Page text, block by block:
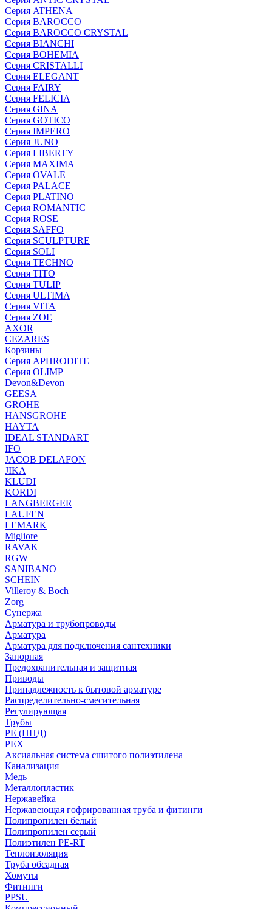
Серия ATHENA
Серия BAROCCO
Серия BAROCCO CRYSTAL
Серия BIANCHI
Серия BOHEMIA
Серия CRISTALLI
Серия ELEGANT
Серия FAIRY
Серия FELICIA
Серия GINA
Серия GOTICO
Серия IMPERO
Серия JUNO
Серия LIBERTY
Серия MAXIMA
Серия OVALE
Серия PALACE
Серия PLATINO
Серия ROMANTIC
Серия ROSE
Серия SAFFO
Серия SCULPTURE
Серия SOLI
Серия TECHNO
Серия TITO
Серия TULIP
Серия ULTIMA
Серия VITA
Серия ZOE
AXOR
CEZARES
Корзины
Серия APHRODITE
Серия OLIMP
Devon&Devon
GEESA
GROHE
HANSGROHE
HAYTA
IDEAL STANDART
IFO
JACOB DELAFON
JIKA
KLUDI
KORDI
LANGBERGER
LAUFEN
LEMARK
Migliore
RAVAK
RGW
SANIBANO
SCHEIN
Villeroy & Boch
Zorg
Сунержа
Арматура и трубопроводы
Арматура
Арматура для подключения сантехники
Запорная
Предохранительная и защитная
Приводы
Принадлежность к бытовой арматуре
Распределительно-смесительная
Регулирующая
Трубы
PE (ПНД)
PEX
Аксиальная система сшитого полиэтилена
Канализация
Медь
Металлопластик
Нержавейка
Нержавеющая гофрированная труба и фитинги
Полипропилен белый
Полипропилен серый
Полиэтилен PE-RT
Теплоизоляция
Труба обсадная
Хомуты
Фитинги
PPSU